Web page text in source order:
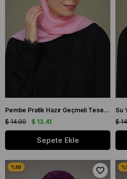
Pembe Pratik Hazır Geçmeli Tesettür Bone Sandy Kumaş İncili Nervürlü Güllü Atkılı 1805A_04
$ 13.41
$ 14.90
Sepete Ekle
$